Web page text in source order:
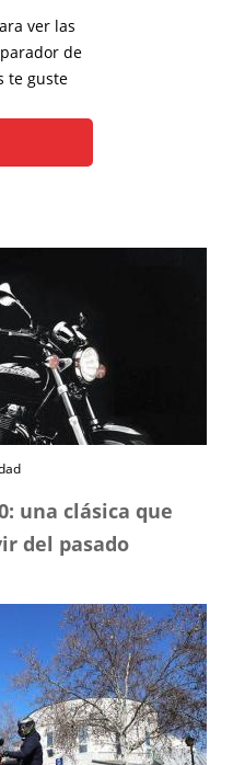
ver las
de
te guste
una clásica que
del pasado